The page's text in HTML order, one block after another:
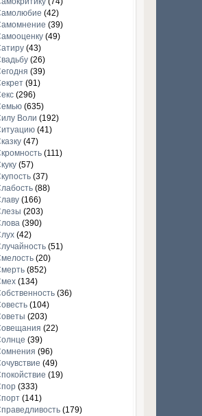
(42)
(39)
(49)
(43)
(26)
(39)
(91)
(296)
(635)
Воли (192)
(41)
(47)
(111)
(57)
(37)
(88)
(166)
(203)
(390)
(42)
(51)
(20)
(852)
(134)
(36)
(104)
(203)
(22)
(39)
(96)
(49)
(19)
(333)
(141)
(179)